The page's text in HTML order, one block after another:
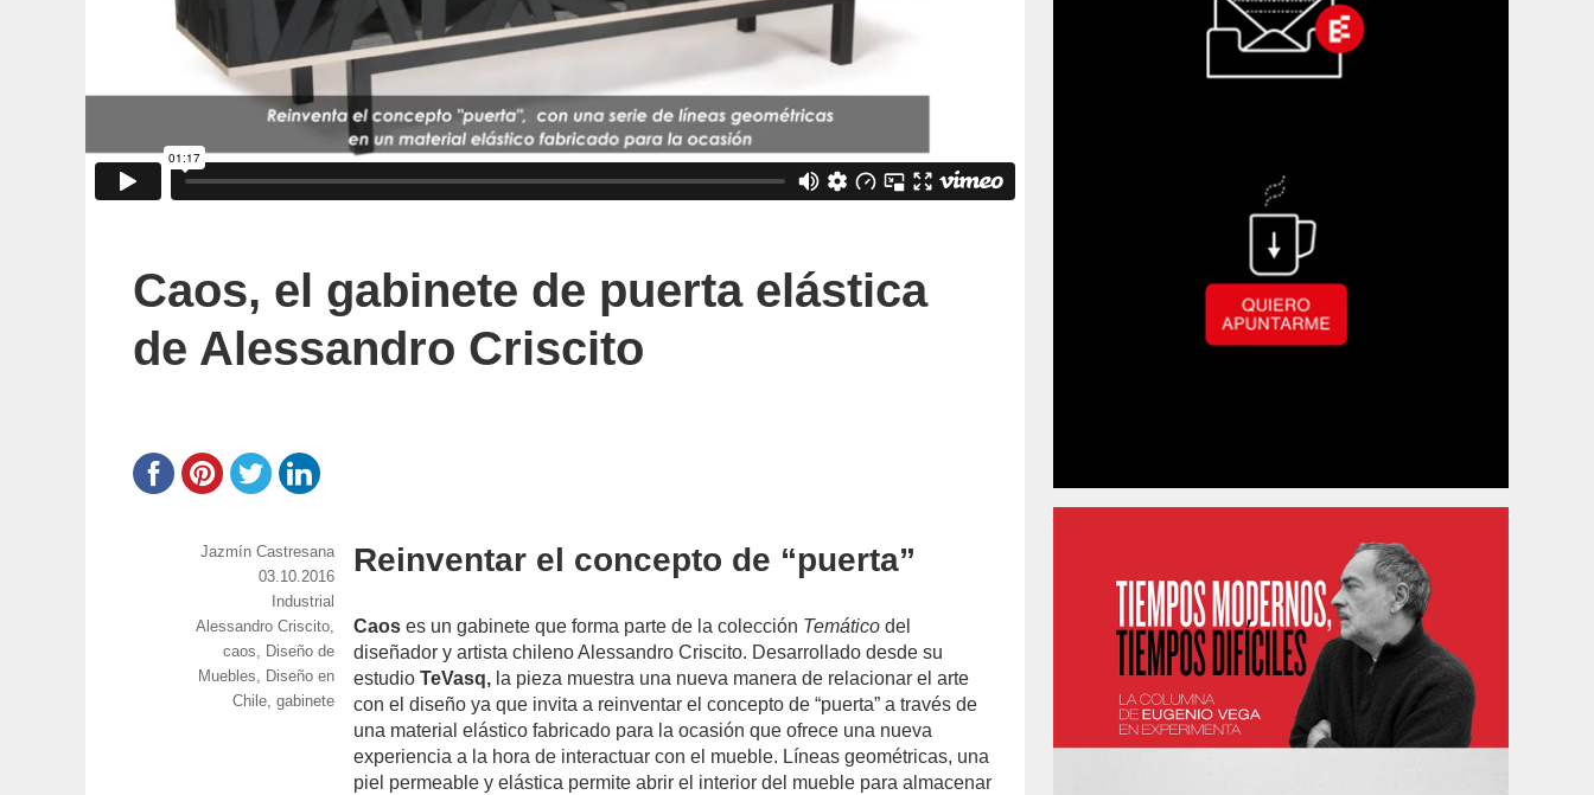
Caos, el gabinete de puerta elástica
de Alessandro Criscito
Reinventar el concepto de “puerta”
Caos es un gabinete que forma parte de la colección Temático del
diseñador y artista chileno Alessandro Criscito. Desarrollado desde su
estudioTeVasq, la pieza muestra una nueva manera de relacionar el arte
con el diseño ya que invita a reinventar el concepto de “puerta” a través de
una material elástico fabricado para la ocasión que ofrece una nueva
experiencia a la hora de interactuar con el mueble. Líneas geométricas, una
piel permeable y elástica permite abrir el interior del mueble para almacenar
https://www.experimenta.es/author/jazmin-
castresana/
Jazmín Castresana
Publicado
03.10.2016
Categorías
Industrial
Etiquetas
Alessandro Criscito,
caos, Diseño de
Muebles, Diseño en
Chile,gabinete